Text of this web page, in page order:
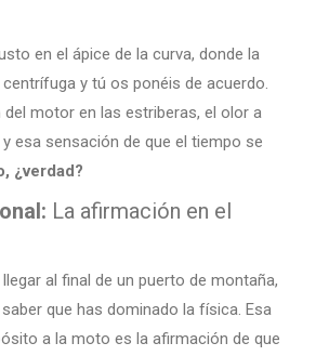
en el ápice de la curva, donde la
y tú os ponéis de acuerdo.
del motor en las estriberas, el olor a
esa sensación de que el tiempo se
¿verdad?
La afirmación en el
al final de un puerto de montaña,
que has dominado la física. Esa
a la moto es la afirmación de que